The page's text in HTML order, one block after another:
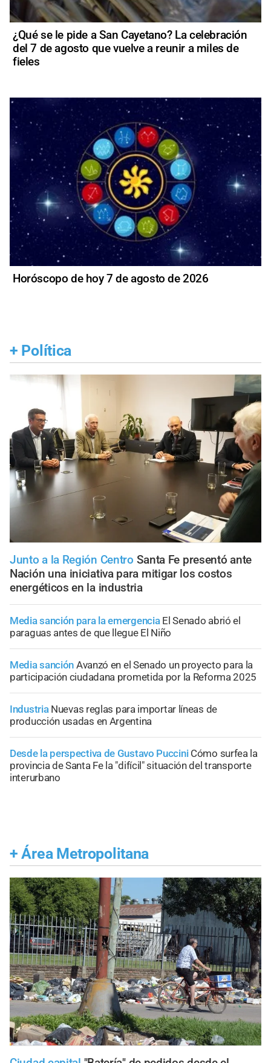
¿Qué se le pide a San Cayetano? La celebración
del 7 de agosto que vuelve a reunir a miles de
fieles
Horóscopo de hoy 7 de agosto de 2026
+ Política
Junto a la Región Centro Santa Fe presentó ante
Nación una iniciativa para mitigar los costos
energéticos en la industria
Media sanción para la emergencia El Senado abrió el
paraguas antes de que llegue El Niño
Media sanción Avanzó en el Senado un proyecto para la
participación ciudadana prometida por la Reforma 2025
Industria Nuevas reglas para importar líneas de
producción usadas en Argentina
Desde la perspectiva de Gustavo Puccini Cómo surfea la
provincia de Santa Fe la "difícil" situación del transporte
interurbano
+ Área Metropolitana